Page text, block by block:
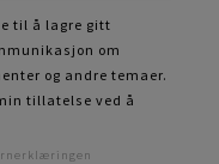
til å lagre gitt
om
og andre temaer.
tillatelse ved å